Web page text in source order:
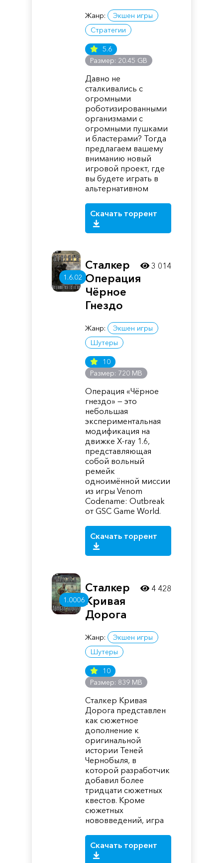
Жанр:
Экшен игры
Стратегии
5.6
Размер: 20.45 GB
Давно не
сталкивались с
огромными
роботизированными
организмами с
огромными пушками
и бластерами? Тогда
предлагаем вашему
вниманию новый
игровой проект, где
вы будете играть в
альтернативном
Скачать торрент
1.6.02
Сталкер
Операция
Чёрное
Гнездо
Жанр:
Экшен игры
Шутеры
10
Размер: 720 MB
Операция «Чёрное
гнездо» — это
небольшая
экспериментальная
модификация на
движке X-ray 1.6,
представляющая
собой вольный
ремейк
одноимённой миссии
из игры Venom
Codename: Outbreak
от GSC Game World.
Скачать торрент
3 014
1.0006
Сталкер
Кривая
Дорога
Жанр:
Экшен игры
Шутеры
10
Размер: 839 MB
Сталкер Кривая
Дорога представлен
как сюжетное
дополнение к
оригинальной
истории Теней
Чернобыля, в
которой разработчик
добавил более
тридцати сюжетных
квестов. Кроме
сюжетных
нововведений, игра
Скачать торрент
4 428